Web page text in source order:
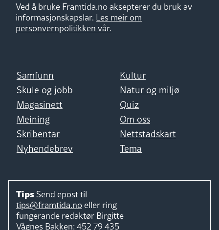
Ved å bruke Framtida.no aksepterer du bruk av
informasjonskapslar. Les meir om
personvernpolitikken vår.
Samfunn
Kultur
Skule og jobb
Natur og miljø
Magasinett
Quiz
Meining
Om oss
Skribentar
Nettstadskart
Nyhendebrev
Tema
Tips Send epost til
tips@framtida.no eller ring
fungerande redaktør Birgitte
Vågnes Bakken: 452 79 435